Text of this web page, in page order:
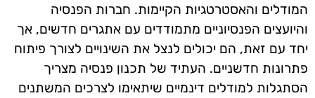
המודלים והאסטרטגיות הקיימות. חברות הפנסיה
והיועצים הפנסיוניים מתמודדים עם אתגרים חדשים, אך
יחד עם זאת, הם יכולים לנצל את השינויים לצורך פיתוח
פתרונות חדשניים. העתיד של תכנון פנסיה מצריך
הסתגלות למודלים דינמיים שיתאימו לצרכים המשתנים